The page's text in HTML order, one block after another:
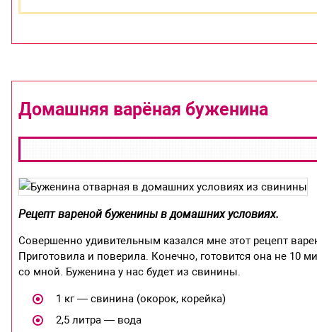
Домашняя варёная буженина
Рецепт вареной буженины в домашних условиях.
Совершенно удивительным казался мне этот рецепт
Приготовила и поверила. Конечно, готовится она не 10
со мной. Буженина у нас будет из свинины.
1 кг — свинина (окорок, корейка)
2,5 литра — вода